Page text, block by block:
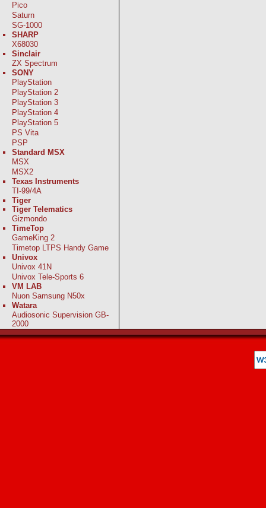
Pico
Saturn
SG-1000
SHARP
X68030
Sinclair
ZX Spectrum
SONY
PlayStation
PlayStation 2
PlayStation 3
PlayStation 4
PlayStation 5
PS Vita
PSP
Standard MSX
MSX
MSX2
Texas Instruments
TI-99/4A
Tiger
Tiger Telematics
Gizmondo
TimeTop
GameKing 2
Timetop LTPS Handy Game
Univox
Univox 41N
Univox Tele-Sports 6
VM LAB
Nuon Samsung N50x
Watara
Audiosonic Supervision GB-
2000